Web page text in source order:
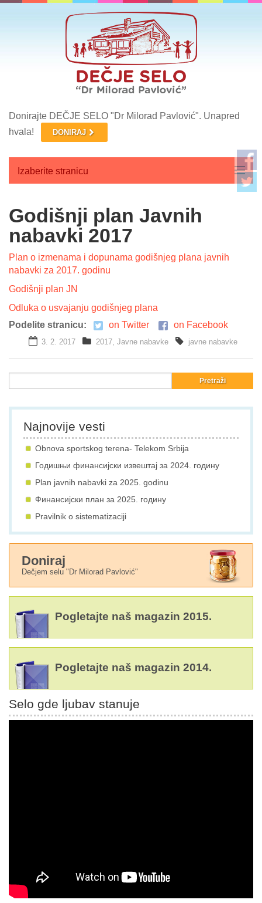
Donirajte DEČJE SELO "Dr Milorad Pavlović". Unapred
hvala!
DONIRAJ
Izaberite stranicu
O nama
Aktuelnosti
Projekti
Prijatelji
Language
Godišnji plan Javnih
nabavki 2017
Plan o izmenama i dopunama godišnjeg plana javnih
nabavki za 2017. godinu
Godišnji plan JN
Odluka o usvajanju godišnjeg plana
Podelite stranicu:
on Twitter on Facebook
3. 2. 2017 2017, Javne nabavke javne nabavke
Najnovije vesti
Obnova sportskog terena- Telekom Srbija
Годишњи финансијски извештај за 2024. годину
Plan javnih nabavki za 2025. godinu
Финансијски план за 2025. годину
Pravilnik o sistematizaciji
Doniraj
Dečjem selu "Dr Milorad Pavlović"
Pogletajte naš magazin 2015.
Pogletajte naš magazin 2014.
Selo gde ljubav stanuje